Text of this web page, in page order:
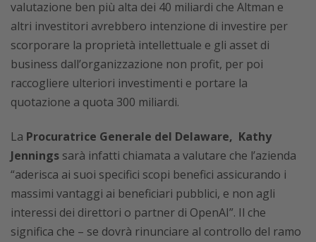
valutazione ben più alta dei 40 miliardi che Altman e
altri investitori avrebbero intenzione di investire per
scorporare la proprietà intellettuale e gli asset di
business dall’organizzazione non profit, per poi
raccogliere ulteriori investimenti e portare la
quotazione a quota 300 miliardi.
La Procuratrice Generale del Delaware, Kathy
Jennings sarà infatti chiamata a valutare che l’azienda
“aderisca ai suoi specifici scopi benefici assicurando i
massimi vantaggi ai beneficiari pubblici, e non agli
interessi dei direttori o partner di OpenAI”. Il che
significa che – se dovrà rinunciare al controllo del ramo